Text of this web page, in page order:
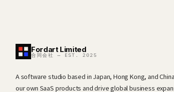
Fordart Limited
合同会社 — EST. 2025
A software studio based in Japan, Hong Kong, and
our own SaaS products and drive global business